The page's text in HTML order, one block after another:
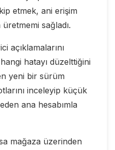
etmek, ani erişim
sağladı.
açıklamalarını
hatayı düzelttiğini
yeni bir sürüm
inceleyip küçük
ana hesabımla
mağaza üzerinden